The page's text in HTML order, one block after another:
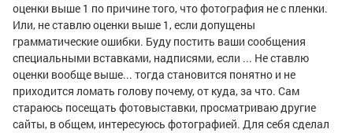
оценки выше 1 по причине того, что фотография не с пленки.
Или, не ставлю оценки выше 1, если допущены
грамматические ошибки. Буду постить ваши сообщения
специальными вставками, надписями, если ... Не ставлю
оценки вообще выше... тогда становится понятно и не
приходится ломать голову почему, от куда, за что. Сам
стараюсь посещать фотовыставки, просматриваю другие
сайты, в общем, интересуюсь фотографией. Для себя сделал